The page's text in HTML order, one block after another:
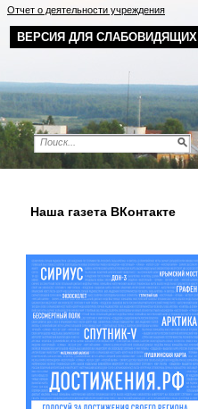
ВЕРСИЯ ДЛЯ СЛАБОВИДЯЩИХ
Отчет о деятельности учреждения
Наша газета ВКонтакте